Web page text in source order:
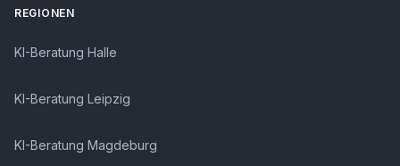
REGIONEN
KI-Beratung Halle
KI-Beratung Leipzig
KI-Beratung Magdeburg